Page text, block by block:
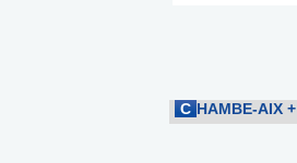
C HAMBE-AIX +